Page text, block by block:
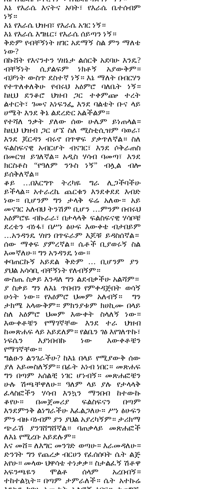
እኔ የእራሴ እናትና አባት፣ የእራሴ ቤተሰብም
ነኝ።
እኔ የእራሴ ህዝብ፣ የእራሴ አገር ነኝ።
እኔ የእራሴ እግዜር፣ የእራሴ ሰይጣን ነኝ።
ቅድም የብቸኝነት ዘገር አደማኝ ስል ምን ማለቴ
ነው?
በኩሸት የእናንተን ሃዘኔታ ልሰርቅ አደባሁ እንዴ?
ብቸኝነት ሲያልፍም ነክቶኝ አያውቅም።
ብቻነት ውስጥ ደስተኛ ነኝ። እኔ ማለት በብርሃን
የተጥለቀለቅሁ የብሩህ አዕምሮ ባለቤት ነኝ።
ከዚህ ደንቆሮ ህዝብ ጋር ተቀምጬ ተረት
ልተርት፣ ገመና አነፍንፌ እንደ ባልቴት ቡና ላይ
ሀሜት እንደ ቅኔ ልደረድር አልችልም።
የተሻለ ንቃት ያለው ሰው ሁሌም ይነጠላል።
ከዚህ ህዝብ ጋር ሆኜ ስለ ሚስቲሲዝም ባወራ፣
እንደ ጆርዳን ብሩኖ በጥዋፍ ያቃጥለኛል። ስለ
ፍልስፍናዊ አብርሆት ብናገር፣ እንደ ሶቅራጠስ
በመርዝ ይገለኛል። አዲስ ሃሳብ ባመጣ፣ እንደ
ክርስቶስ “የዓለም ንጉስ ነኝ” ብሏል ብሎ
ይሰቅለኛል።
ቆይ …በእርግጥ ትረካዬ ግራ ሊጋችባችሁ
ይችላል። አተራረኬ ጨርቁን እንደቀደደ እብድ
ነው። ቢሆንም ግን ታላቅ ፍሬ አለው። አይ
መናገር አለብህ ትንሽም ቢሆን …ምንም በብሩህ
አዕምሮዬ ብኩራራ፣ በታላላቅ ፍልስፍናዊ ሃሳቦቼ
ደረቴን ብነፋ፣ በሥነ ፅሁፍ እውቀቴ ብታበይም
…አንዳንዴ ሃዘን በጥፍራም እጆቹ ይዳስሰኛል።
ሰው ማቀፍ ያምረኛል። ሴቶች ቢያወሩኝ ስል
እመኛለሁ። ግን አንዳንዴ ነው።
ቀባጠርኩኝ አይደል ቅድም … ቢሆንም ያን
ያህል አሳሳቢ ብቸኝነት የለብኝም።
ውስጤ ስቃይ እንዳለ ግን ልደብቃችሁ አልሻም።
ያ ስቃይ ግን ለእኔ ጥበብን የምቀዳጅበት ወሳኝ
ሁነት ነው። የአዕምሮ ህመም አለብኝ። ግን
ታክሜ አላውቅም። ምክንያቱም ክሀኪሙ በላይ
ስለ አዕምሮ ህመም እውቀት ስላለኝ ነው።
እውቀቶቼን የማገኛቸው እንደ ተራ ህዝብ
ከመጽሐፍ ላይ አይደለም። የልቤን ገፅ እየገለጥኩ፣
ነፍሴን እያነበብኩ ነው እውቀቶቼን
የማገኛቸው።
ግልፁን ልንገራችሁ? ከእኔ በላይ የሚያውቅ ሰው
ያለ አይመስለኝም። በፊት አነብ ነበር። መጽሐፍ
ግን በጣም አሰልቺ ነገር ሆነብኝ። መጽሐፎቼን
ሁሉ ሽጫቸዋለሁ። ዓለም ላይ ያሉ የታላላቅ
ፈላስፎችን ሃሳብ እንኳን ማንበብ ከተውኩ
ቆየሁ። በመጀመሪያ ፍልስፍናን በጣም
እንደምንቅ ልነግራችሁ እፈልጋለሁ። ሥነ ፅሁፍን
ምን ብዙ ባነብም ያን ያህል አያረካኝም። ታሪክማ
ጭራሽ ያንገሸግሸኛል። ባጠቃላይ መጽሐፎች
ለእኔ የሚረቡ አይደሉም።
እና መሸ። ለእግር መንገድ ወጣሁ። እራመዳለሁ።
ድንገት ግን የጨረቃ ብርሀን የፈሰሰባት ሴት ልጅ
አየሁ። መላው ህዋሳቴ ተነቃቃ። ስታልፈኝ ሽቶዋ
አፍንጫዬን ሞልቶ ሰላም አረበብኝ።
ተከተልኳት። በጣም ታምራለች። ሴት አተኩሬ